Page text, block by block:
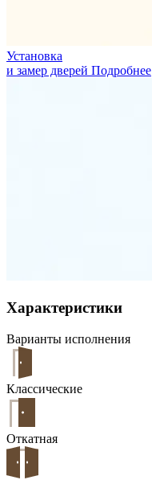
Установка
и замер дверей Подробнее
Характеристики
Варианты исполнения
Классические
Откатная